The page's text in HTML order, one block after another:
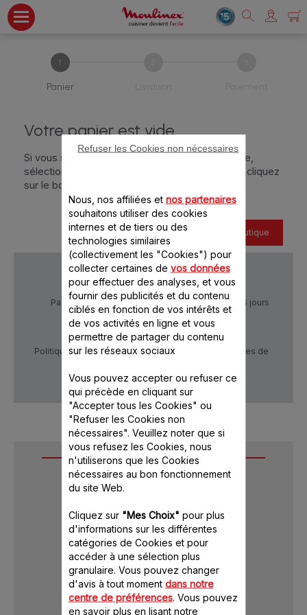
Panier
Votre panier est vide
Si vous souhaitez acheter un accessoire en ligne,
sélectionnez l'accessoire qui vous intéresse et cliquez
sur le bouton Ajouter au panier
Retour à la boutique
Paiement Sécurisé Livraison sous 5 à 6 jours
Politique de confidentialité
Conditions générales de
Services
Réparations
Modes d'emploi
Questions fréquentes
Contactez-nous
Nous, nos affiliées et nos partenaires
souhaitons utiliser des cookies
internes et de tiers ou des
technologies similaires
(collectivement les "Cookies") pour
collecter certaines de vos données
pour effectuer des analyses, et vous
fournir des publicités et du contenu
ciblés en fonction de vos intérêts et
de vos activités en ligne et vous
permettre de partager du contenu
sur les réseaux sociaux
Vous pouvez accepter ou refuser ce
qui précède en cliquant sur
"Accepter tous les Cookies" ou
"Refuser les Cookies non
nécessaires". Veuillez noter que si
vous refusez les Cookies, nous
n'utiliserons que les Cookies
nécessaires au bon fonctionnement
du site Web.
Cliquez sur "Mes Choix" pour plus
d'informations sur les différentes
catégories de Cookies et pour
accéder à une sélection plus
granulaire. Vous pouvez changer
d'avis à tout moment dans notre
centre de préférences. Vous pouvez
en savoir plus en lisant notre
Refuser les Cookies non nécessaires